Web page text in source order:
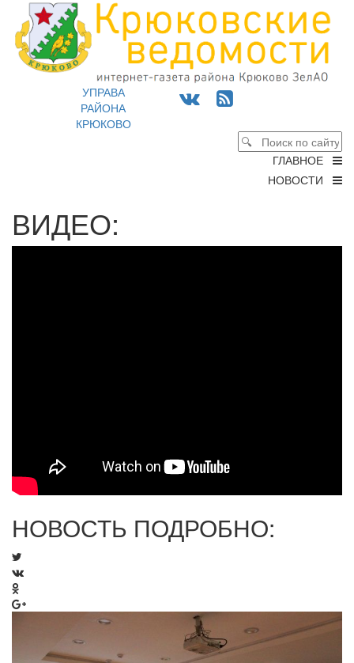
УПРАВА
РАЙОНА
КРЮКОВО
ГЛАВНОЕ
НОВОСТИ
ВИДЕО:
НОВОСТЬ ПОДРОБНО: